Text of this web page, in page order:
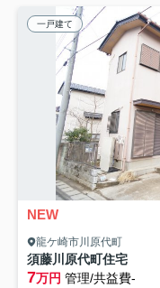
一戸建て
NEW
龍ケ崎市川原代町
須藤川原代町住宅
7万円 管理/共益費-